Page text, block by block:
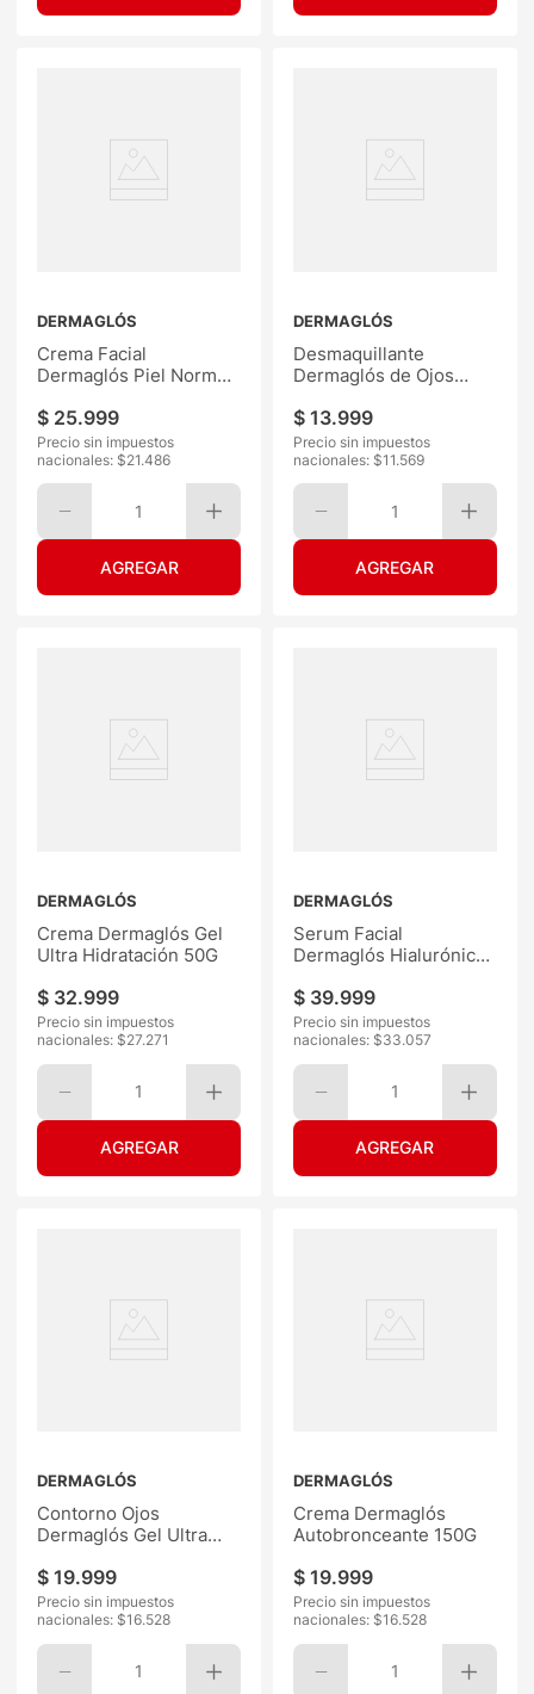
DERMAGLÓS
Crema Facial
Dermaglós Piel Normal
$ 25.999
Precio sin impuestos
nacionales: $21.486
1
DERMAGLÓS
Desmaquillante
Dermaglós de Ojos
$ 13.999
Precio sin impuestos
nacionales: $11.569
1
DERMAGLÓS
Crema Dermaglós Gel
Ultra Hidratación 50G
$ 32.999
Precio sin impuestos
nacionales: $27.271
1
DERMAGLÓS
Serum Facial
Dermaglós Hialurónico
$ 39.999
Precio sin impuestos
nacionales: $33.057
1
DERMAGLÓS
Contorno Ojos
Dermaglós Gel Ultra
$ 19.999
Precio sin impuestos
nacionales: $16.528
1
DERMAGLÓS
Crema Dermaglós
Autobronceante 150G
$ 19.999
Precio sin impuestos
nacionales: $16.528
1